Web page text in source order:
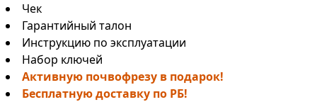
Чек
Гарантийный талон
Инструкцию по эксплуатации
Набор ключей
Активную почвофрезу в подарок!
Бесплатную доставку по РБ!